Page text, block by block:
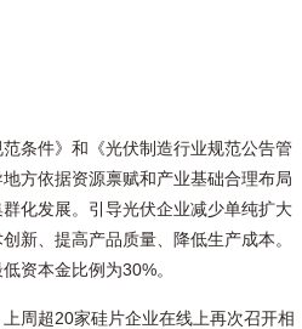
条件》和《光伏制造行业规范公告管
方依据资源禀赋和产业基础合理布局
化发展。引导光伏企业减少单纯扩大
新、提高产品质量、降低生产成本。
资本金比例为30%。
周超20家硅片企业在线上再次召开相